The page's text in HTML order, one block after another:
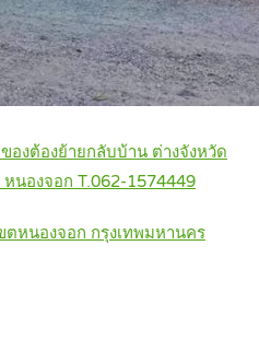
องต้องย้ายกลับบ้าน ต่างจังหวัด
นองจอก T.062-1574449
ตหนองจอก กรุงเทพมหานคร